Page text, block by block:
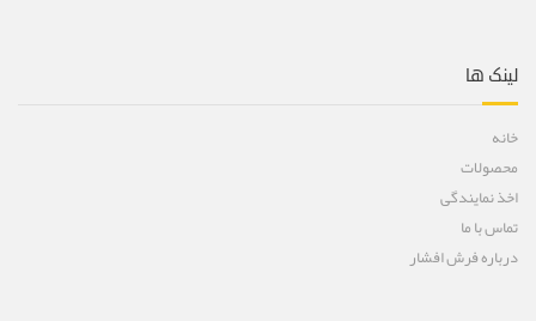
لینک ها
خانه
محصولات
اخذ نمایندگی
تماس با ما
درباره فرش افشار